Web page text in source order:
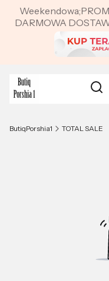
DARMOWA
ButiqPorshia1 TOTAL SALE